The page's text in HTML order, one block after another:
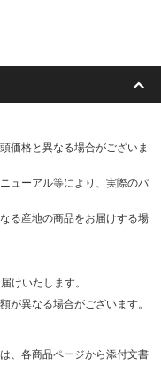
価格と異なる場合がございま
ューアル等により、実際のパ
る産地の商品をお届けする場
けいたします。
が異なる場合がございます。
、各商品ページから添付文書